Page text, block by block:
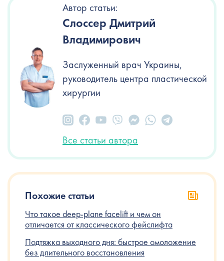
Автор статьи:
Слоссер Дмитрий
Владимирович
Заслуженный врач Украины,
руководитель центра пластической
хирургии
Все статьи автора
Похожие статьи
Что такое deep-plane facelift и чем он
отличается от классического фейслифта
Подтяжка выходного дня: быстрое омоложение
без длительного восстановления